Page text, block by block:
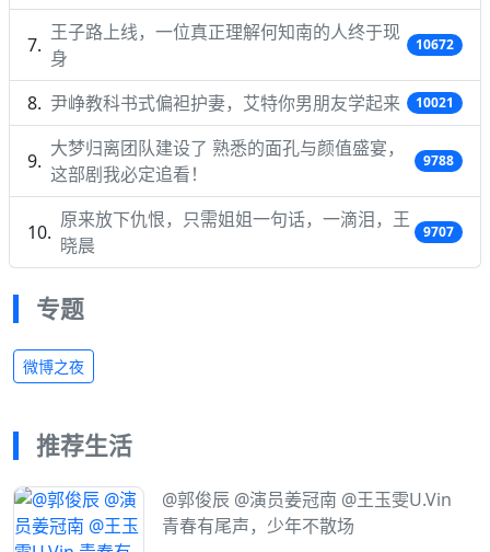
王子路上线，一位真正理解何知南的人终于现
身
10672
尹峥教科书式偏袒护妻，艾特你男朋友学起来 10021
大梦归离团队建设了 熟悉的面孔与颜值盛宴，
这部剧我必定追看！
9788
原来放下仇恨，只需姐姐一句话，一滴泪，王
晓晨
9707
专题
微博之夜
推荐生活
@郭俊辰 @演员姜冠南 @王玉雯U.Vin
青春有尾声，少年不散场